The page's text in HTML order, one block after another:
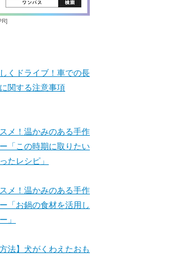
くドライブ！車での長
関する注意事項
メ！温かみのある手作
「この時期に取りたい
たレシピ」
メ！温かみのある手作
「お鍋の食材を活用し
」
方法】犬がくわえたおも